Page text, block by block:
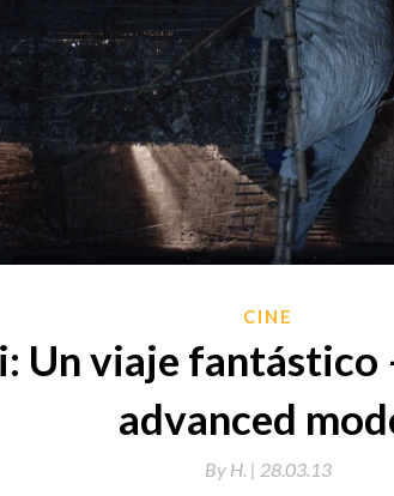
CINE
Un viaje fantástico
advanced
By H. | 28.03.13